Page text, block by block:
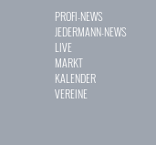
PROFI-NEWS
JEDERMANN-NEWS
LIVE
MARKT
KALENDER
VEREINE